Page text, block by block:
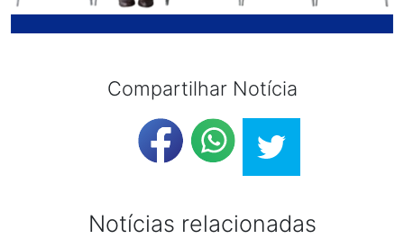
Compartilhar Notícia
Notícias relacionadas